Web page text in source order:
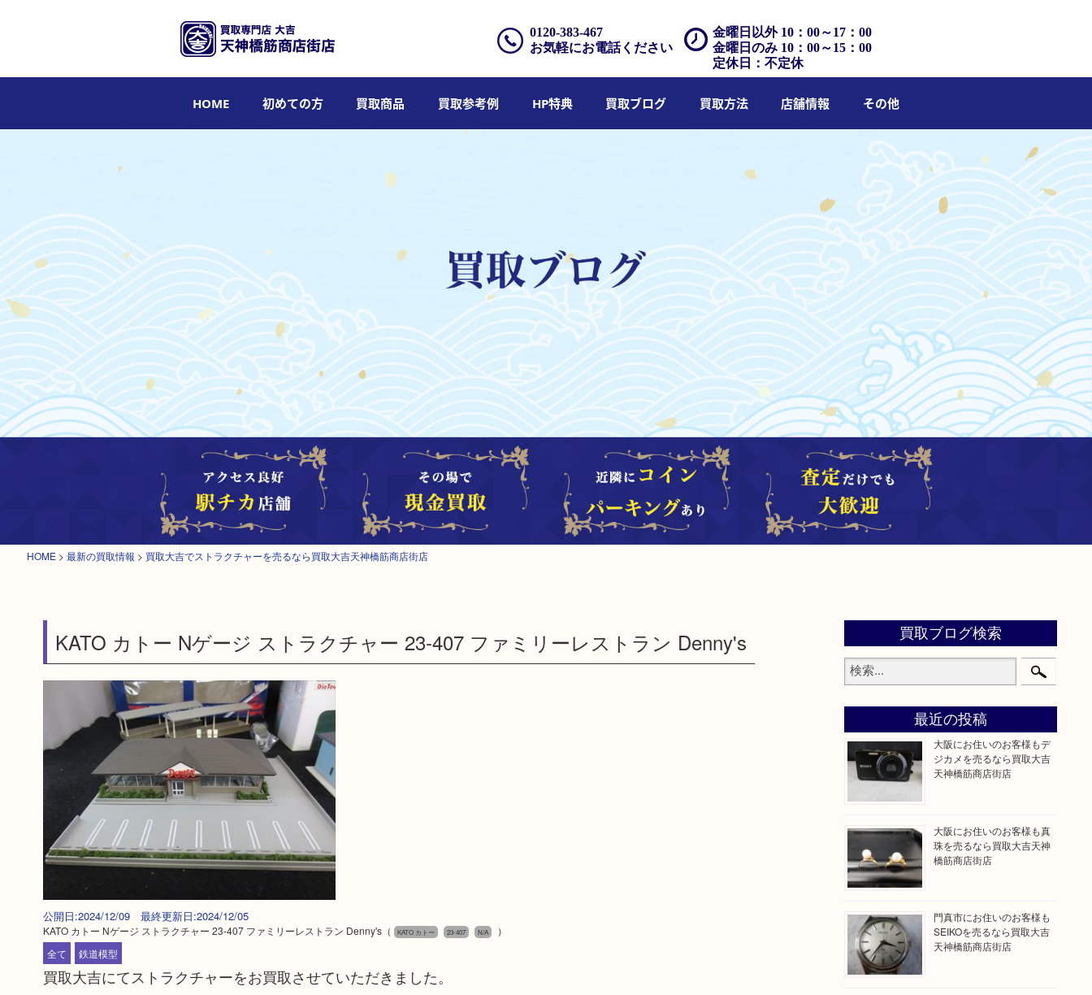
金曜日以外 10：00～17：00
金曜日のみ 10：00～15：00
定休日：不定休
0120-383-467
お気軽にお電話ください
HOME 初めての方 買取商品 買取参考例 HP特典 買取ブログ 買取方法 店舗情報 その他
HOME > 最新の買取情報 > 買取大吉でストラクチャーを売るなら買取大吉天神橋筋商店街店
KATO カトー Nゲージ ストラクチャー 23-407 ファミリーレストラン Denny's
公開日:2024/12/09 最終更新日:2024/12/05
KATO カトー Nゲージ ストラクチャー 23-407 ファミリーレストラン Denny's（ KATO カトー 23-407 N/A
）
全て
鉄道模型
買取大吉にてストラクチャーをお買取させていただきました。
買取ブログ検索
最近の投稿
大阪にお住いのお客様もデ
ジカメを売るなら買取大吉
天神橋筋商店街店
大阪にお住いのお客様も真
珠を売るなら買取大吉天神
橋筋商店街店
門真市にお住いのお客様も
SEIKOを売るなら買取大吉
天神橋筋商店街店